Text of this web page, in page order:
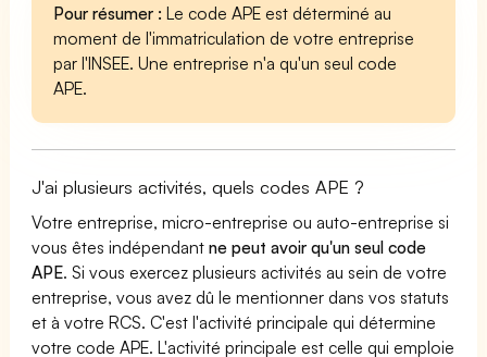
Pour résumer : Le code APE est déterminé au
moment de l'immatriculation de votre entreprise
par l'INSEE. Une entreprise n'a qu'un seul code
APE.
J'ai plusieurs activités, quels codes APE ?
Votre entreprise, micro-entreprise ou auto-entreprise si
vous êtes indépendantne peut avoir qu'un seul code
APE. Si vous exercez plusieurs activités au sein de votre
entreprise, vous avez dû le mentionner dans vos statuts
et à votre RCS. C'est l'activité principale qui détermine
votre code APE. L'activité principale est celle qui emploie